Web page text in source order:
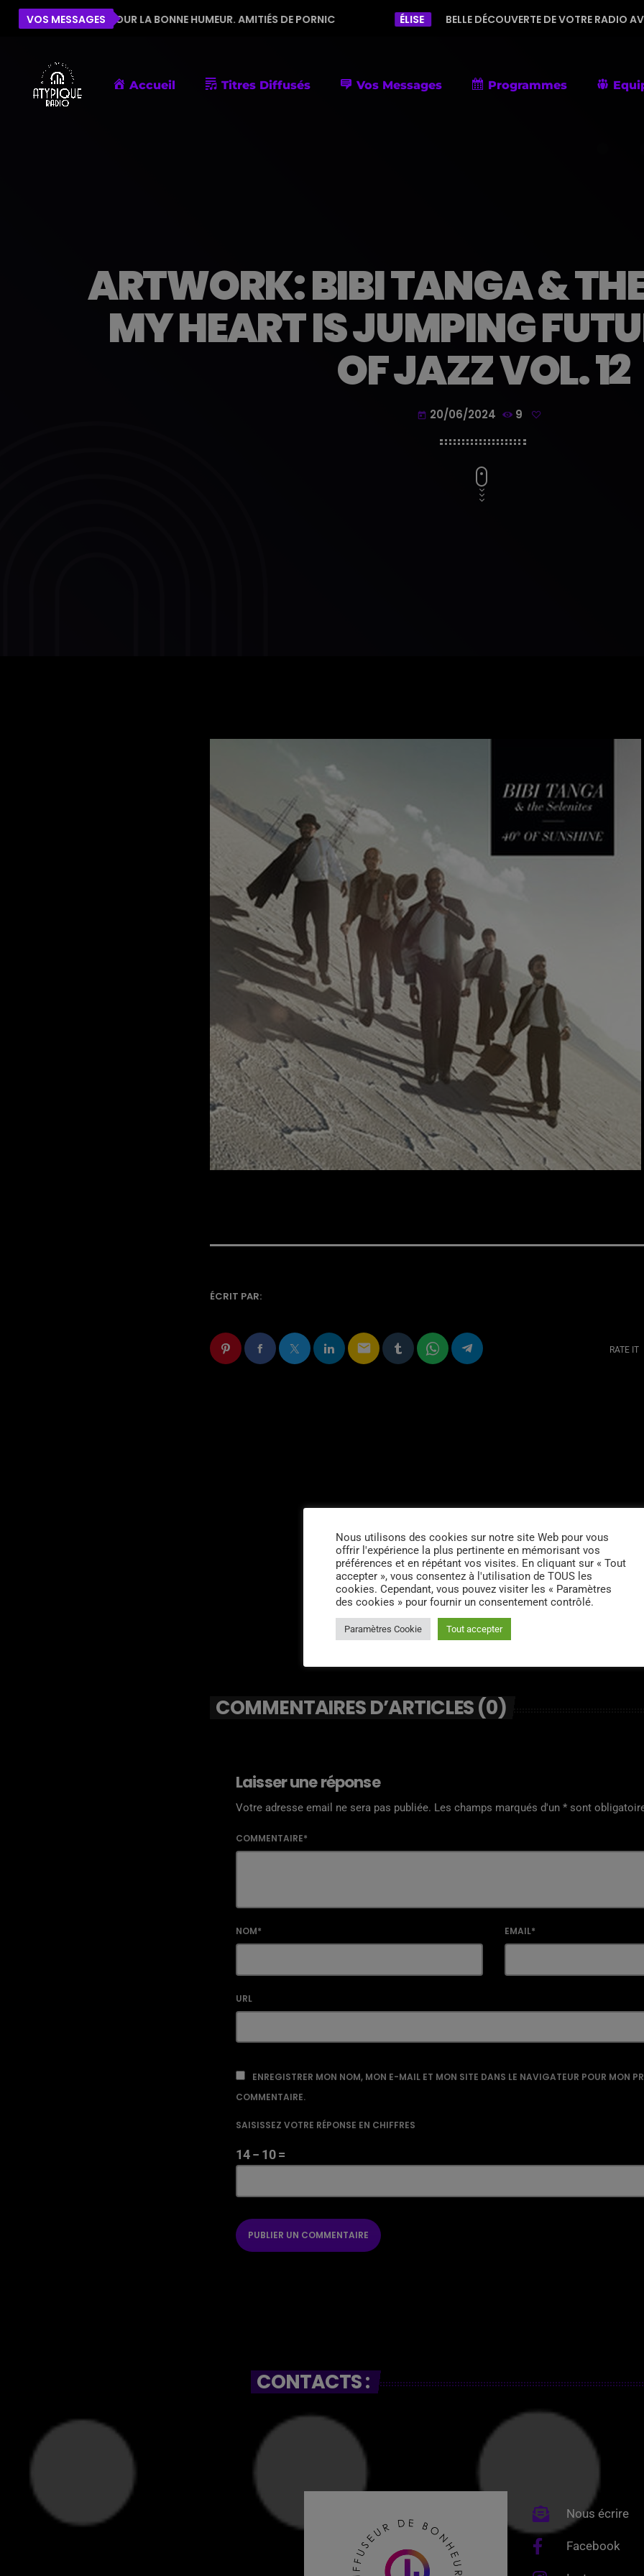
VOS MESSAGES
POUR LA BONNE HUMEUR. AMITIÉS DE PORNIC ÉLISE BELLE DÉCOUVERTE DE VOTRE RADIO AVEC UNE
Accueil Titres Diffusés Vos Messages Programmes
ARTWORK: BIBI TANGA &
MY HEART IS JUMPING
OF JAZZ VOL. 12
today 20/06/2024 9
ÉCRIT PAR:
email RATE IT
COMMENTAIRES D’ARTICLES (0)
Laisser une réponse
Votre adresse email ne sera pas publiée. Les champs marqués d'un * sont
COMMENTAIRE*
NOM* EMAIL*
URL
ENREGISTRER MON NOM, MON E-MAIL ET MON SITE DANS LE NAVIGATEUR POUR MON
COMMENTAIRE.
SAISISSEZ VOTRE RÉPONSE EN CHIFFRES
14 − 10 =
CONTACTS :
Nous écrire
Facebook
Nous utilisons des cookies sur notre site Web pour vous
offrir l'expérience la plus pertinente en mémorisant vos
préférences et en répétant vos visites. En cliquant sur « Tout
accepter », vous consentez à l'utilisation de TOUS les
cookies. Cependant, vous pouvez visiter les « Paramètres
des cookies » pour fournir un consentement contrôlé.
Paramètres Cookie Tout accepter